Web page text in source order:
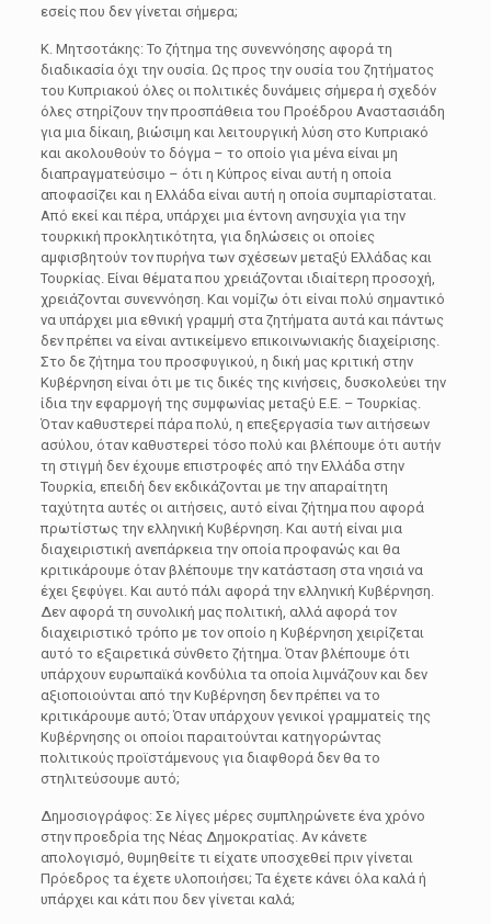
εσείς που δεν γίνεται σήμερα;
Κ. Μητσοτάκης: Το ζήτημα της συνεννόησης αφορά τη
διαδικασία όχι την ουσία. Ως προς την ουσία του ζητήματος
του Κυπριακού όλες οι πολιτικές δυνάμεις σήμερα ή σχεδόν
όλες στηρίζουν την προσπάθεια του Προέδρου Αναστασιάδη
για μια δίκαιη, βιώσιμη και λειτουργική λύση στο Κυπριακό
και ακολουθούν το δόγμα – το οποίο για μένα είναι μη
διαπραγματεύσιμο – ότι η Κύπρος είναι αυτή η οποία
αποφασίζει και η Ελλάδα είναι αυτή η οποία συμπαρίσταται.
Από εκεί και πέρα, υπάρχει μια έντονη ανησυχία για την
τουρκική προκλητικότητα, για δηλώσεις οι οποίες
αμφισβητούν τον πυρήνα των σχέσεων μεταξύ Ελλάδας και
Τουρκίας. Είναι θέματα που χρειάζονται ιδιαίτερη προσοχή,
χρειάζονται συνεννόηση. Και νομίζω ότι είναι πολύ σημαντικό
να υπάρχει μια εθνική γραμμή στα ζητήματα αυτά και πάντως
δεν πρέπει να είναι αντικείμενο επικοινωνιακής διαχείρισης.
Στο δε ζήτημα του προσφυγικού, η δική μας κριτική στην
Κυβέρνηση είναι ότι με τις δικές της κινήσεις, δυσκολεύει την
ίδια την εφαρμογή της συμφωνίας μεταξύ Ε.Ε. – Τουρκίας.
Όταν καθυστερεί πάρα πολύ, η επεξεργασία των αιτήσεων
ασύλου, όταν καθυστερεί τόσο πολύ και βλέπουμε ότι αυτήν
τη στιγμή δεν έχουμε επιστροφές από την Ελλάδα στην
Τουρκία, επειδή δεν εκδικάζονται με την απαραίτητη
ταχύτητα αυτές οι αιτήσεις, αυτό είναι ζήτημα που αφορά
πρωτίστως την ελληνική Κυβέρνηση. Και αυτή είναι μια
διαχειριστική ανεπάρκεια την οποία προφανώς και θα
κριτικάρουμε όταν βλέπουμε την κατάσταση στα νησιά να
έχει ξεφύγει. Και αυτό πάλι αφορά την ελληνική Κυβέρνηση.
Δεν αφορά τη συνολική μας πολιτική, αλλά αφορά τον
διαχειριστικό τρόπο με τον οποίο η Κυβέρνηση χειρίζεται
αυτό το εξαιρετικά σύνθετο ζήτημα. Όταν βλέπουμε ότι
υπάρχουν ευρωπαϊκά κονδύλια τα οποία λιμνάζουν και δεν
αξιοποιούνται από την Κυβέρνηση δεν πρέπει να το
κριτικάρουμε αυτό; Όταν υπάρχουν γενικοί γραμματείς της
Κυβέρνησης οι οποίοι παραιτούνται κατηγορώντας
πολιτικούς προϊστάμενους για διαφθορά δεν θα το
στηλιτεύσουμε αυτό;
Δημοσιογράφος: Σε λίγες μέρες συμπληρώνετε ένα χρόνο
στην προεδρία της Νέας Δημοκρατίας. Αν κάνετε
απολογισμό, θυμηθείτε τι είχατε υποσχεθεί πριν γίνεται
Πρόεδρος τα έχετε υλοποιήσει; Τα έχετε κάνει όλα καλά ή
υπάρχει και κάτι που δεν γίνεται καλά;